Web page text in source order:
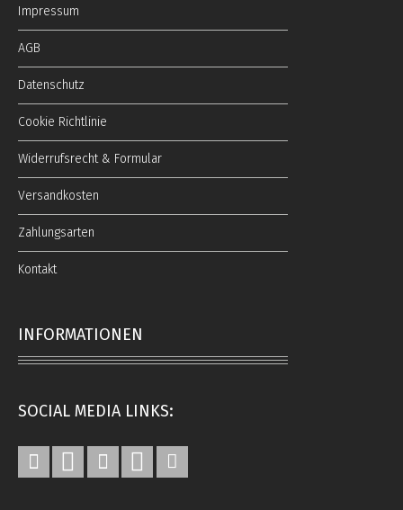
Impressum
AGB
Datenschutz
Cookie Richtlinie
Widerrufsrecht & Formular
Versandkosten
Zahlungsarten
Kontakt
INFORMATIONEN
SOCIAL MEDIA LINKS: